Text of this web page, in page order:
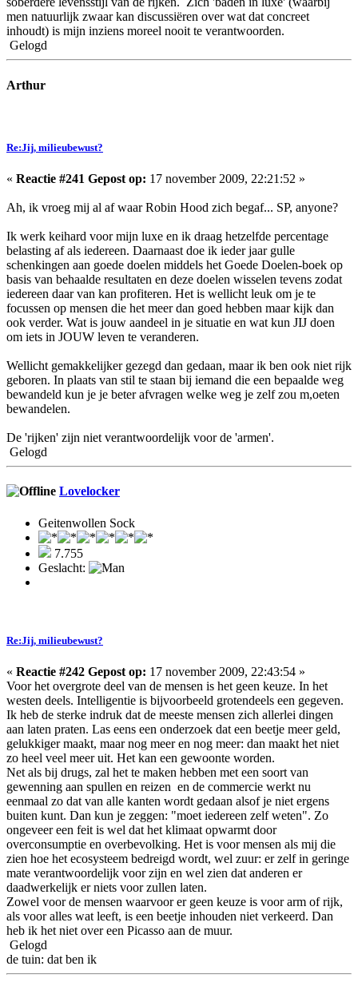
men natuurlijk zwaar kan discussiëren over wat dat concreet
inhoudt) is mijn inziens moreel nooit te verantwoorden.
Gelogd
Arthur
Re:Jij, milieubewust?
« Reactie #241 Gepost op: 17 november 2009, 22:21:52 »
Ah, ik vroeg mij al af waar Robin Hood zich begaf... SP, anyone?
Ik werk keihard voor mijn luxe en ik draag hetzelfde percentage
belasting af als iedereen. Daarnaast doe ik ieder jaar gulle
schenkingen aan goede doelen middels het Goede Doelen-boek op
basis van behaalde resultaten en deze doelen wisselen tevens zodat
iedereen daar van kan profiteren. Het is wellicht leuk om je te
focussen op mensen die het meer dan goed hebben maar kijk dan
ook verder. Wat is jouw aandeel in je situatie en wat kun JIJ doen
om iets in JOUW leven te veranderen.
Wellicht gemakkelijker gezegd dan gedaan, maar ik ben ook niet rijk
geboren. In plaats van stil te staan bij iemand die een bepaalde weg
bewandeld kun je je beter afvragen welke weg je zelf zou m,oeten
bewandelen.
De 'rijken' zijn niet verantwoordelijk voor de 'armen'.
Gelogd
Lovelocker
Geitenwollen Sock
7.755
Geslacht:
Re:Jij, milieubewust?
« Reactie #242 Gepost op: 17 november 2009, 22:43:54 »
Voor het overgrote deel van de mensen is het geen keuze. In het
westen deels. Intelligentie is bijvoorbeeld grotendeels een gegeven.
Ik heb de sterke indruk dat de meeste mensen zich allerlei dingen
aan laten praten. Las eens een onderzoek dat een beetje meer geld,
gelukkiger maakt, maar nog meer en nog meer: dan maakt het niet
zo heel veel meer uit. Het kan een gewoonte worden.
Net als bij drugs, zal het te maken hebben met een soort van
gewenning aan spullen en reizen en de commercie werkt nu
eenmaal zo dat van alle kanten wordt gedaan alsof je niet ergens
buiten kunt. Dan kun je zeggen: "moet iedereen zelf weten". Zo
ongeveer een feit is wel dat het klimaat opwarmt door
overconsumptie en overbevolking. Het is voor mensen als mij die
zien hoe het ecosysteem bedreigd wordt, wel zuur: er zelf in geringe
mate verantwoordelijk voor zijn en wel zien dat anderen er
daadwerkelijk er niets voor zullen laten.
Zowel voor de mensen waarvoor er geen keuze is voor arm of rijk,
als voor alles wat leeft, is een beetje inhouden niet verkeerd. Dan
heb ik het niet over een Picasso aan de muur.
Gelogd
de tuin: dat ben ik